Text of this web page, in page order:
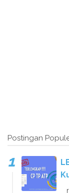
Postingan